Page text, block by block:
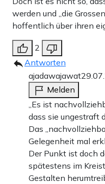
werden und „die
hoffentlich über ihren
2
Antworten
ajadawajawat
Melden
„Es ist
dass sie ungestraft
Das
Gelegenheit mal
Der Punkt ist doch
spätestens im
Gestalten